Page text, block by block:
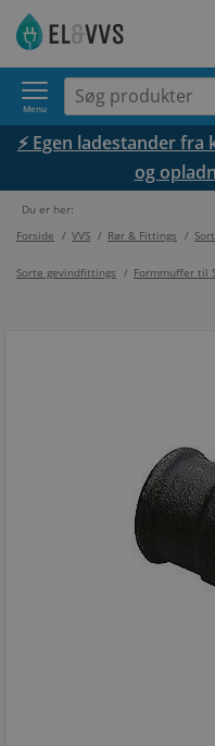
Menu
⚡ Egen ladestander
og
Du er her:
Forside / VVS / Rør & Fittings /
Sorte gevindfittings / Formmuffer til